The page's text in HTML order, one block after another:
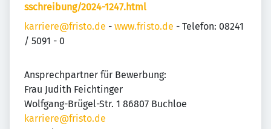
sschreibung/2024-1247.html
karriere@fristo.de - www.fristo.de - Telefon: 08241
/ 5091 - 0
Ansprechpartner für Bewerbung:
Frau Judith Feichtinger
Wolfgang-Brügel-Str. 1 86807 Buchloe
karriere@fristo.de